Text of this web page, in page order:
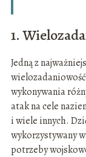
1.
Jedną z
wykonywania
atak na cele
i wiele innych.
wykorzystywany
potrzeby